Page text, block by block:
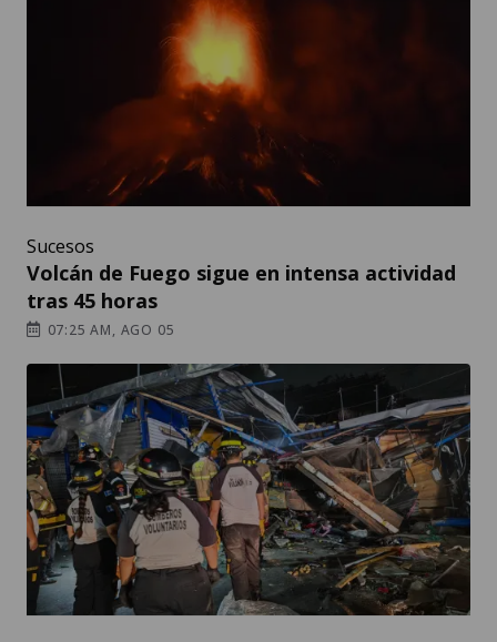
Sucesos
Volcán de Fuego sigue en intensa actividad
tras 45 horas
07:25 AM, AGO 05